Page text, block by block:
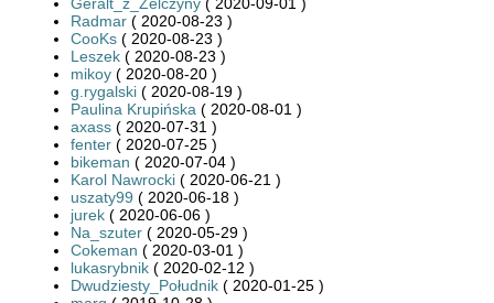
Radmar ( 2020-08-23 )
CooKs ( 2020-08-23 )
Leszek ( 2020-08-23 )
mikoy ( 2020-08-20 )
g.rygalski ( 2020-08-19 )
Paulina Krupińska ( 2020-08-01 )
axass ( 2020-07-31 )
fenter ( 2020-07-25 )
bikeman ( 2020-07-04 )
Karol Nawrocki ( 2020-06-21 )
uszaty99 ( 2020-06-18 )
jurek ( 2020-06-06 )
Na_szuter ( 2020-05-29 )
Cokeman ( 2020-03-01 )
lukasrybnik ( 2020-02-12 )
Dwudziesty_Południk ( 2020-01-25 )